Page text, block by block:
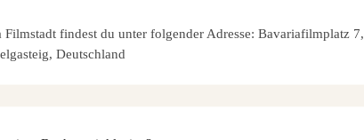
Filmstadt findest du unter folgender Adresse: Bavariafilmplatz 7,
Deutschland